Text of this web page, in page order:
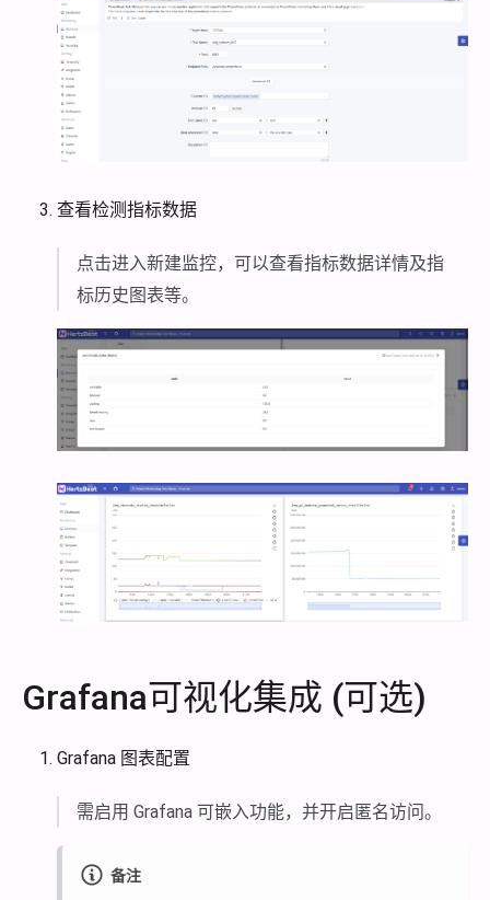
查看检测指标数据
点击进入新建监控，可以查看指标数据详情及指
标历史图表等。
Grafana可视化集成 (可选)
Grafana 图表配置
需启用 Grafana 可嵌入功能，并开启匿名访问。
备注